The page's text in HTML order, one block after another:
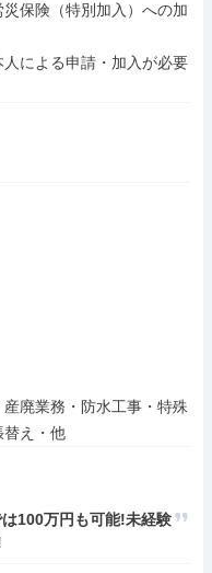
保険（特別加入）への加
による申請・加入が必要
廃業務・防水工事・特殊
替え・他
100万円も可能!未経験